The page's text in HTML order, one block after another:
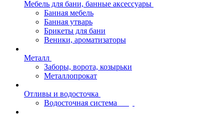
Мебель для бани, банные аксессуары
Банная мебель
Банная утварь
Брикеты для бани
Веники, ароматизаторы
Металл
Заборы, ворота, козырьки
Металлопрокат
Отливы и водосточка
Водосточная система